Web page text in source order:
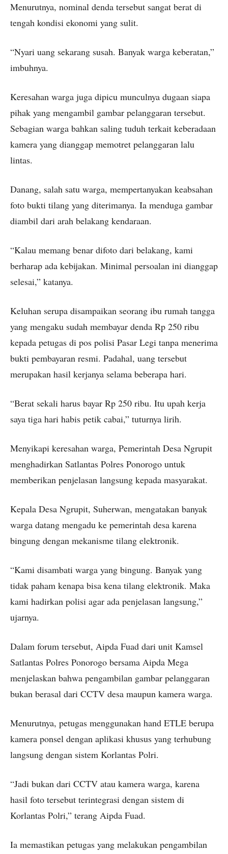
Menurutnya, nominal denda tersebut sangat berat di
tengah kondisi ekonomi yang sulit.
“Nyari uang sekarang susah. Banyak warga keberatan,”
imbuhnya.
Keresahan warga juga dipicu munculnya dugaan siapa
pihak yang mengambil gambar pelanggaran tersebut.
Sebagian warga bahkan saling tuduh terkait keberadaan
kamera yang dianggap memotret pelanggaran lalu
lintas.
Danang, salah satu warga, mempertanyakan keabsahan
foto bukti tilang yang diterimanya. Ia menduga gambar
diambil dari arah belakang kendaraan.
“Kalau memang benar difoto dari belakang, kami
berharap ada kebijakan. Minimal persoalan ini dianggap
selesai,” katanya.
Keluhan serupa disampaikan seorang ibu rumah tangga
yang mengaku sudah membayar denda Rp 250 ribu
kepada petugas di pos polisi Pasar Legi tanpa menerima
bukti pembayaran resmi. Padahal, uang tersebut
merupakan hasil kerjanya selama beberapa hari.
“Berat sekali harus bayar Rp 250 ribu. Itu upah kerja
saya tiga hari habis petik cabai,” tuturnya lirih.
Menyikapi keresahan warga, Pemerintah Desa Ngrupit
menghadirkan Satlantas Polres Ponorogo untuk
memberikan penjelasan langsung kepada masyarakat.
Kepala Desa Ngrupit, Suherwan, mengatakan banyak
warga datang mengadu ke pemerintah desa karena
bingung dengan mekanisme tilang elektronik.
“Kami disambati warga yang bingung. Banyak yang
tidak paham kenapa bisa kena tilang elektronik. Maka
kami hadirkan polisi agar ada penjelasan langsung,”
ujarnya.
Dalam forum tersebut, Aipda Fuad dari unit Kamsel
Satlantas Polres Ponorogo bersama Aipda Mega
menjelaskan bahwa pengambilan gambar pelanggaran
bukan berasal dari CCTV desa maupun kamera warga.
Menurutnya, petugas menggunakan hand ETLE berupa
kamera ponsel dengan aplikasi khusus yang terhubung
langsung dengan sistem Korlantas Polri.
“Jadi bukan dari CCTV atau kamera warga, karena
hasil foto tersebut terintegrasi dengan sistem di
Korlantas Polri,” terang Aipda Fuad.
Ia memastikan petugas yang melakukan pengambilan